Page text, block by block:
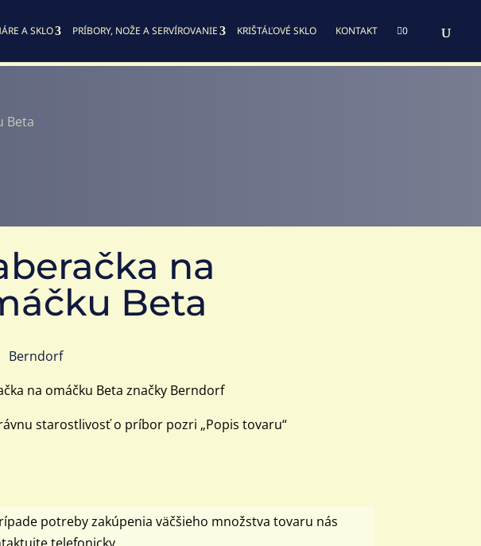
A SKLO PRÍBORY, NOŽE A SERVÍROVANIE KRIŠTÁĽOVÉ SKLO KONTAKT 0
Beta
na
Beta
Berndorf
na omáčku Beta značky Berndorf
starostlivosť o príbor pozri „Popis tovaru“
potreby zakúpenia väčšieho množstva tovaru nás